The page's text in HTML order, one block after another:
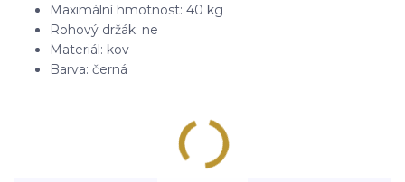
Maximální hmotnost: 40 kg
Rohový držák: ne
Materiál: kov
Barva: černá